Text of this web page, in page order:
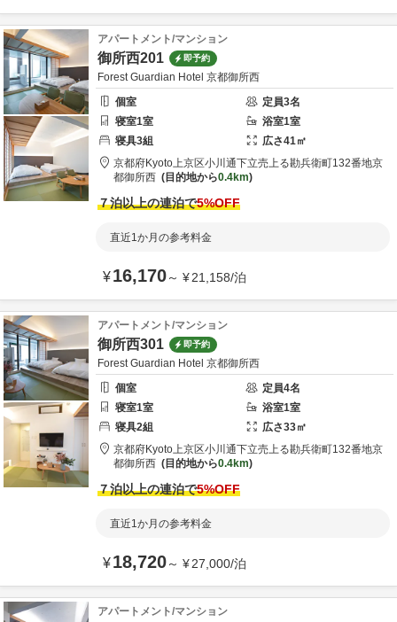
アパートメント/マンション
御所西201 即予約
Forest Guardian Hotel 京都御所西
個室
定員3名
寝室1室 浴室1室
寝具3組 広さ41㎡
京都府Kyoto上京区小川通下立売上る勘兵衛町132番地京
都御所西
目的地から0.4km
７泊以上の連泊で5%OFF
直近1か月の参考料金
¥16,170～ ¥21,158/泊
アパートメント/マンション
御所西301 即予約
Forest Guardian Hotel 京都御所西
個室
定員4名
寝室1室 浴室1室
寝具2組 広さ33㎡
京都府Kyoto上京区小川通下立売上る勘兵衛町132番地京
都御所西
目的地から0.4km
７泊以上の連泊で5%OFF
直近1か月の参考料金
¥18,720～ ¥27,000/泊
アパートメント/マンション